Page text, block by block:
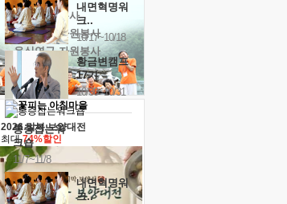
내면혁명워
크..
10/17~10/18
황금변캠프
17기
10/30~10/31
통증잡는워
크숍
11/7~11/8
내면혁명워
크..
· 청년 자원봉사
· 금빛청년 자원봉사
· 음식연구 자원봉사
2026 말복 보양대전
최대74%할인